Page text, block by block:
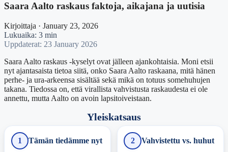
Saara Aalto raskaus faktoja, aikajana ja uutisia
Kirjoittaja · January 23, 2026
Lukuaika: 3 min
Uppdaterat: 23 January 2026
Saara Aalto raskaus -kyselyt ovat jälleen ajankohtaisia. Moni etsii
nyt ajantasaista tietoa siitä, onko Saara Aalto raskaana, mitä hänen
perhe- ja ura-arkeensa sisältää sekä mikä on totuus somehuhujen
takana. Tiedossa on, että virallista vahvistusta raskaudesta ei ole
annettu, mutta Aalto on avoin lapsitoiveistaan.
Yleiskatsaus
1 Tämän tiedämme nyt 2 Vahvistettu vs. huhut